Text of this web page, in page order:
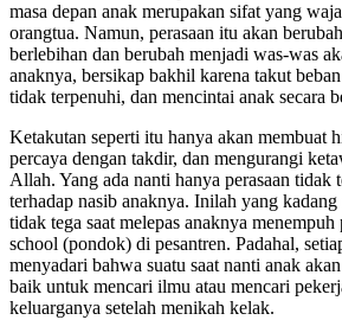
Perasaan takut terhadap keselamatan dan
masa depan anak merupakan sifat yang
orangtua. Namun, perasaan itu akan
berlebihan dan berubah menjadi was-was
anaknya, bersikap bakhil karena takut
Ketakutan seperti itu hanya akan membuat
percaya dengan takdir, dan mengurangi
Allah. Yang ada nanti hanya perasaan tidak
terhadap nasib anaknya. Inilah yang
tidak tega saat melepas anaknya menempuh
school (pondok) di pesantren. Padahal,
menyadari bahwa suatu saat nanti anak
baik untuk mencari ilmu atau mencari